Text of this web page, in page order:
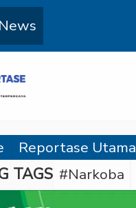
Reportase Utama
TAGS #Narkoba